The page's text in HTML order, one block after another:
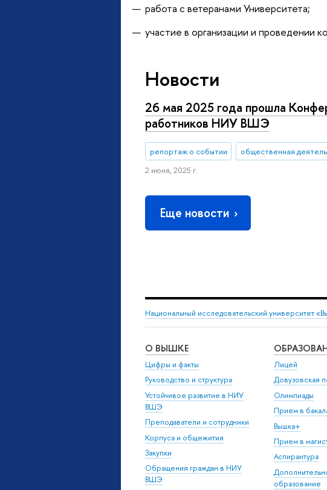
работа с ветеранами Университета;
участие в организации и проведении
Новости
26 мая 2025 года прошла
работников НИУ ВШЭ
репортаж о событии
общественная
2 июня, 2025 г.
Еще новости
Национальный исследовательский университет
О ВЫШКЕ
Цифры и факты
Руководство и структура
Устойчивое развитие в НИУ
ВШЭ
Преподаватели и сотрудники
Корпуса и общежития
Закупки
Обращения граждан в НИУ
ВШЭ
Лицей
Довузовская
Олимпиады
Прием в
Вышка+
Прием в
Аспирантура
образование